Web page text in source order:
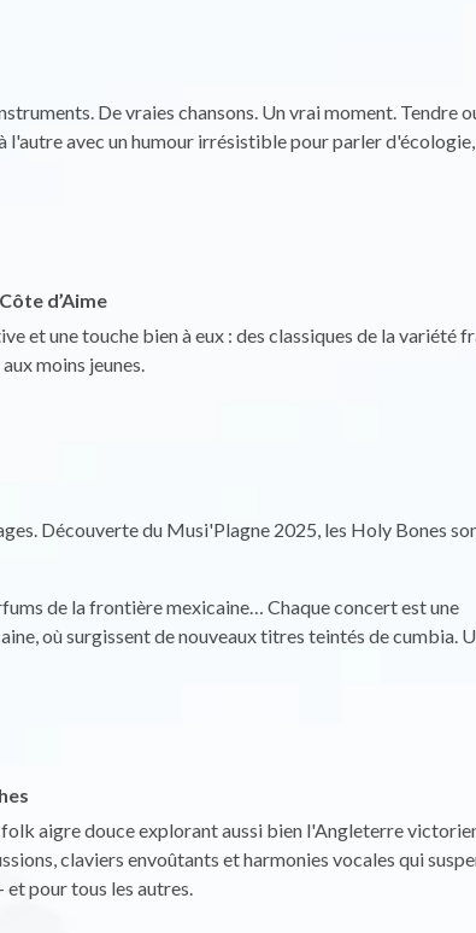
De vraies chansons. Un vrai moment. Tendre
l'autre avec un humour irrésistible pour parler d'écologie,
d’Aime
et une touche bien à eux : des classiques de la variété
moins jeunes.
Découverte du Musi'Plagne 2025, les Holy Bones
de la frontière mexicaine… Chaque concert est une
où surgissent de nouveaux titres teintés de cumbia.
aigre douce explorant aussi bien l'Angleterre
claviers envoûtants et harmonies vocales qui
pour tous les autres.